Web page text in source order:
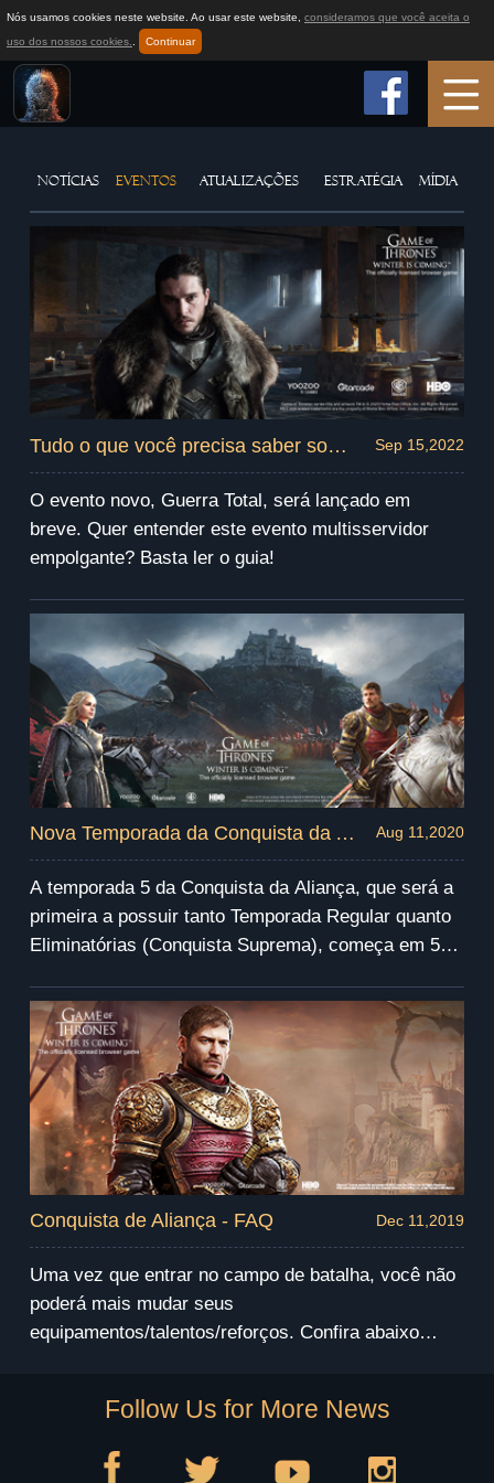
Nós usamos cookies neste website. Ao usar este website, consideramos que você aceita o
uso dos nossos cookies.
Continuar
Informações do Jogo
Como jogar
Notícias
Suporte
NOTÍCIAS EVENTOS ATUALIZAÇÕES ESTRATÉGIA MÍDIA
Tudo o que você precisa saber sobre a Guerra Total! Sep 15,2022
O evento novo, Guerra Total, será lançado em
breve. Quer entender este evento multisservidor
empolgante? Basta ler o guia!
Nova Temporada da Conquista da Aliança: confira as novas regras Aug 11,2020
A temporada 5 da Conquista da Aliança, que será a
primeira a possuir tanto Temporada Regular quanto
Eliminatórias (Conquista Suprema), começa em 5
Conquista de Aliança - FAQ Dec 11,2019
Uma vez que entrar no campo de batalha, você não
poderá mais mudar seus
equipamentos/talentos/reforços. Confira abaixo
Follow Us for More News